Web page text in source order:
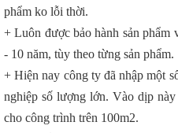
phẩm ko lỗi thời.
+ Luôn được bảo hành sản phẩm
- 10 năm, tùy theo từng sản phẩm.
+ Hiện nay công ty đã nhập một
nghiệp số lượng lớn. Vào dịp
cho công trình trên 100m2.